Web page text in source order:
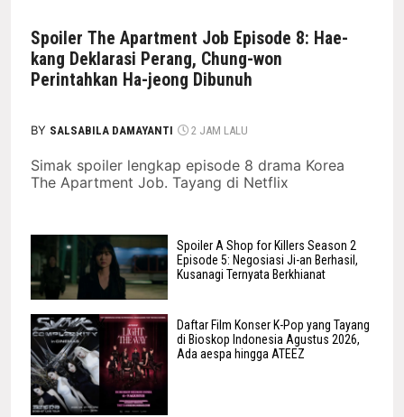
Spoiler The Apartment Job Episode 8: Hae-
kang Deklarasi Perang, Chung-won
Perintahkan Ha-jeong Dibunuh
BY SALSABILA DAMAYANTI 2 JAM LALU
Simak spoiler lengkap episode 8 drama Korea
The Apartment Job. Tayang di Netflix
Spoiler A Shop for Killers Season 2
Episode 5: Negosiasi Ji-an Berhasil,
Kusanagi Ternyata Berkhianat
Daftar Film Konser K-Pop yang Tayang
di Bioskop Indonesia Agustus 2026,
Ada aespa hingga ATEEZ